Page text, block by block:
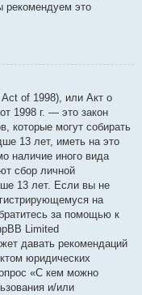
рекомендуем это
of 1998), или Акт о
1998 г. — это закон
которые могут собирать
13 лет, иметь на это
наличие иного вида
сбор личной
13 лет. Если вы не
на
за помощью к
Limited
давать рекомендаций
юридических
«С кем можно
и/или